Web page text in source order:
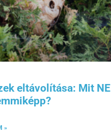
eltávolítása: Mit NE
»